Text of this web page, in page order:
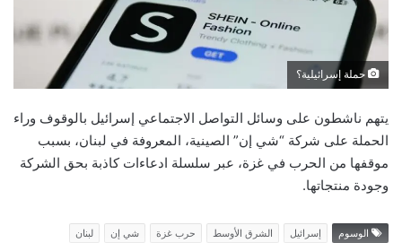
حملة إسرائيلية؟
يتهم ناشطون على وسائل التواصل الاجتماعي إسرائيل بالوقوف وراء
الحملة على شركة “شي إن” الصينية، المعروفة في لبنان، بسبب
موقفها من الحرب في غزة، عبر سلسلة ادعاءات كاذبة بحق الشركة
وجودة منتجاتها.
الوسوم إسرائيل الشرق الأوسط حرب غزة شي إن لبنان